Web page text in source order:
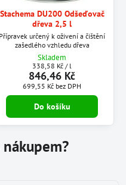
Stachema DU200 Odšeďovač
dřeva 2,5 l
Přípravek určený k oživení a čištění
zašedlého vzhledu dřeva
Skladem
846,46 Kč
699,55 Kč bez DPH
338,58 Kč / l
Do košíku